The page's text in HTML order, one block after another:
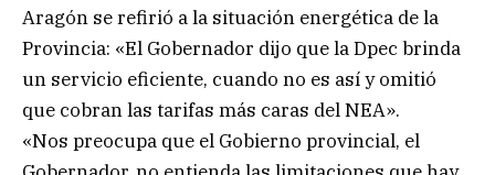
Aragón se refirió a la situación energética de la
Provincia: «El Gobernador dijo que la Dpec brinda
un servicio eficiente, cuando no es así y omitió
que cobran las tarifas más caras del NEA».
«Nos preocupa que el Gobierno provincial, el